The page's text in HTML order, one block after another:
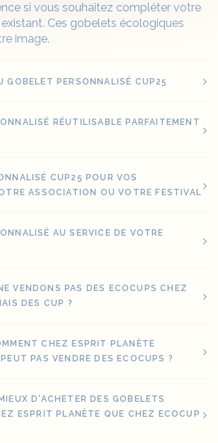
si vous souhaitez compléter votre
Ces gobelets écologiques
image.
GOBELET PERSONNALISÉ CUP25
RÉUTILISABLE PARFAITEMENT
CUP25 POUR VOS
ASSOCIATION OU VOTRE FESTIVAL
AU SERVICE DE VOTRE
VENDONS PAS DES ECOCUPS CHEZ
DES CUP ?
CHEZ ESPRIT PLANÈTE
PAS VENDRE DES ECOCUPS ?
D'ACHETER DES GOBELETS
ESPRIT PLANÈTE QUE CHEZ ECOCUP